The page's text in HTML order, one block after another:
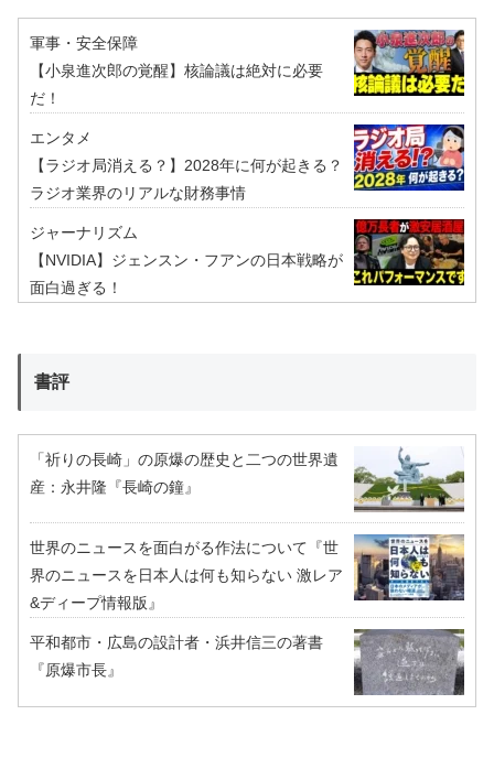
軍事・安全保障
【小泉進次郎の覚醒】核論議は絶対に必要
だ！
エンタメ
【ラジオ局消える？】2028年に何が起きる？
ラジオ業界のリアルな財務事情
ジャーナリズム
【NVIDIA】ジェンスン・フアンの日本戦略が
面白過ぎる！
書評
「祈りの長崎」の原爆の歴史と二つの世界遺
産：永井隆『長崎の鐘』
世界のニュースを面白がる作法について『世
界のニュースを日本人は何も知らない 激レア
&ディープ情報版』
平和都市・広島の設計者・浜井信三の著書
『原爆市長』